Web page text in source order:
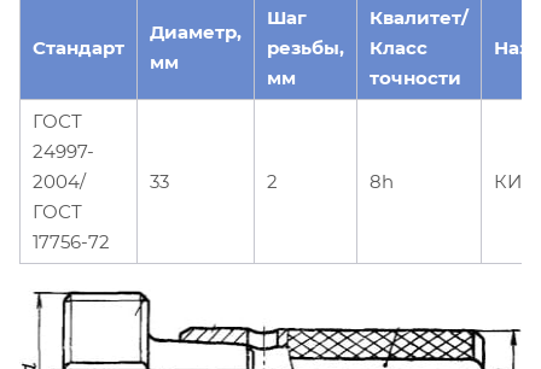
Стандарт
Диаметр,
мм
Шаг
резьбы,
мм
Квалитет/
Класс
точности
ГОСТ
24997-
2004/
ГОСТ
17756-72
33 2 8h КИ